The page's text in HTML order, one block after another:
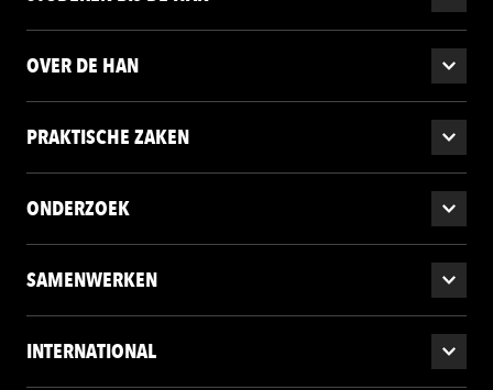
OVER DE HAN
PRAKTISCHE ZAKEN
ONDERZOEK
SAMENWERKEN
INTERNATIONAL